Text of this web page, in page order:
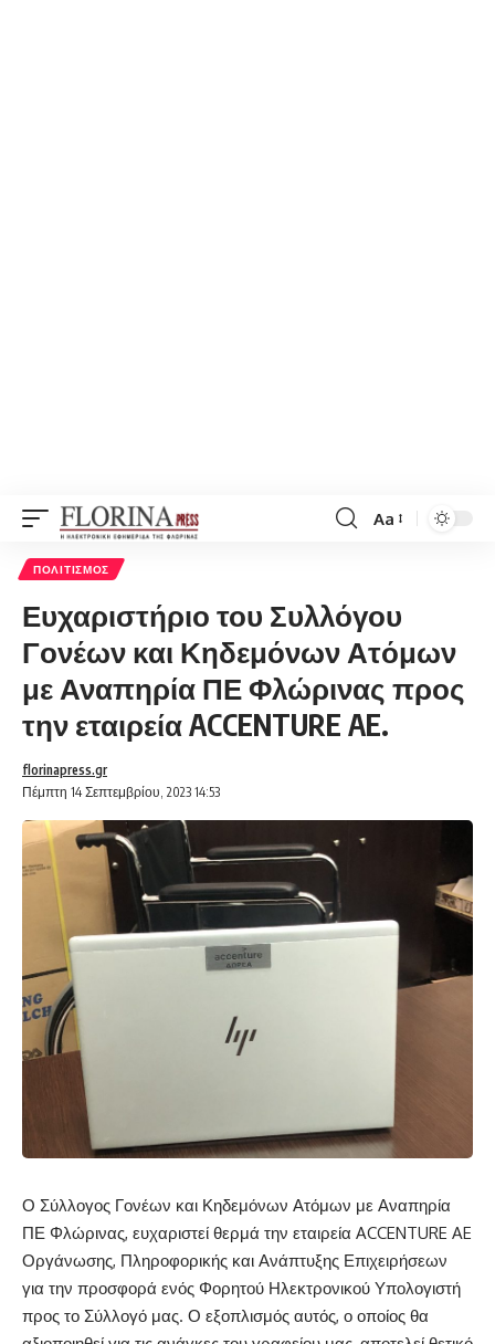
Font
Aa
ΠΟΛΙΤΙΣΜΌΣ
Ευχαριστήριο του Συλλόγου
Γονέων και Κηδεμόνων Ατόμων
με Αναπηρία ΠΕ Φλώρινας προς
την εταιρεία ACCENTURE AE.
Πέμπτη 14 Σεπτεμβρίου, 2023 14:53
florinapress.gr
Ο Σύλλογος Γονέων και Κηδεμόνων Ατόμων με Αναπηρία
ΠΕ Φλώρινας, ευχαριστεί θερμά την εταιρεία ACCENTURE AE
Οργάνωσης, Πληροφορικής και Ανάπτυξης Επιχειρήσεων
για την προσφορά ενός Φορητού Ηλεκτρονικού Υπολογιστή
προς το Σύλλογό μας. Ο εξοπλισμός αυτός, ο οποίος θα